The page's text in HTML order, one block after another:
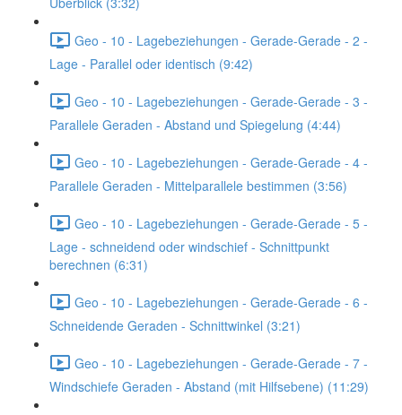
Geo - 10 - Lagebeziehungen - Gerade-Gerade - 2 -
Lage - Parallel oder identisch (9:42)
Geo - 10 - Lagebeziehungen - Gerade-Gerade - 3 -
Parallele Geraden - Abstand und Spiegelung (4:44)
Geo - 10 - Lagebeziehungen - Gerade-Gerade - 4 -
Parallele Geraden - Mittelparallele bestimmen (3:56)
Geo - 10 - Lagebeziehungen - Gerade-Gerade - 5 -
Lage - schneidend oder windschief - Schnittpunkt
berechnen (6:31)
Geo - 10 - Lagebeziehungen - Gerade-Gerade - 6 -
Schneidende Geraden - Schnittwinkel (3:21)
Geo - 10 - Lagebeziehungen - Gerade-Gerade - 7 -
Windschiefe Geraden - Abstand (mit Hilfsebene) (11:29)